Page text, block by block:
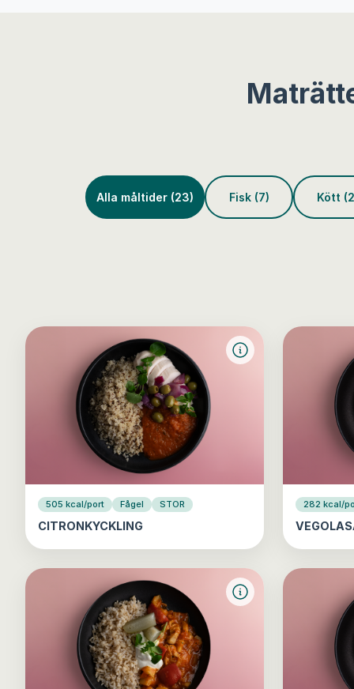
Alla måltider (23) Fisk (7) Kött
505 kcal/port Fågel STOR
CITRONKYCKLING
282 kcal/